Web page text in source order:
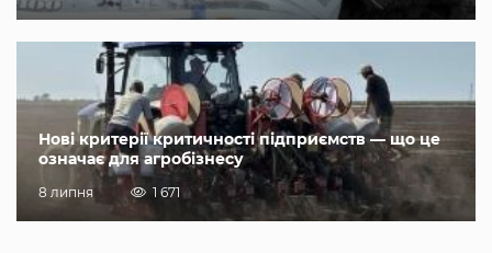
Нові критерії критичності підприємств — що це
означає для агробізнесу
8 липня 1 671